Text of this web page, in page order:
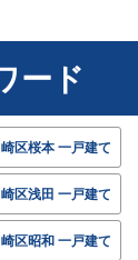
ード
区桜本 一戸建て
区浅田 一戸建て
区昭和 一戸建て